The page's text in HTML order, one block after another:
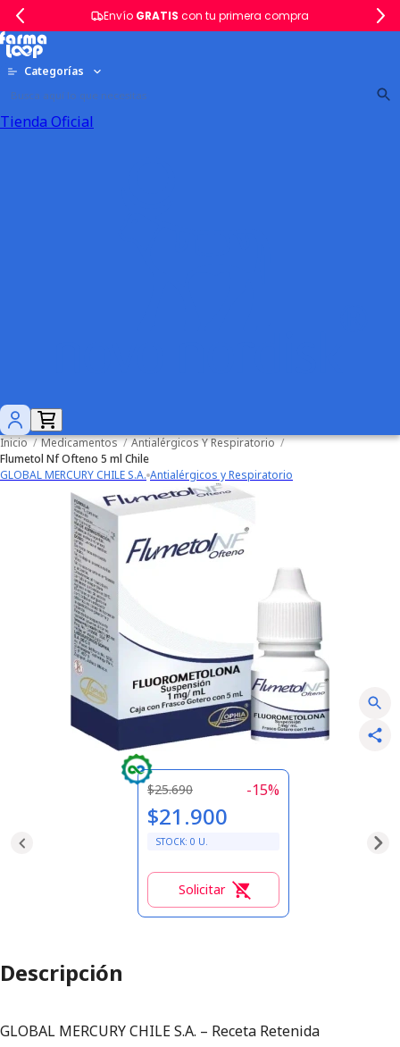
Envío GRATIS con tu primera compra
Categorías
Tienda Oficial
Inicio / Medicamentos / Antialérgicos Y Respiratorio /
Flumetol Nf Ofteno 5 ml Chile
GLOBAL MERCURY CHILE S.A. Antialérgicos y Respiratorio
$25.690 -15%
$21.900
STOCK: 0 U.
Solicitar
Descripción
GLOBAL MERCURY CHILE S.A. – Receta Retenida